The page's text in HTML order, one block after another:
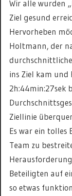
Wir alle wurden
Ziel gesund
Hervorheben
Holtmann, der
ins Ziel kam und
2h:44min:27sek
Ziellinie
Es war ein tolles
Team zu
Beteiligten auf
so etwas